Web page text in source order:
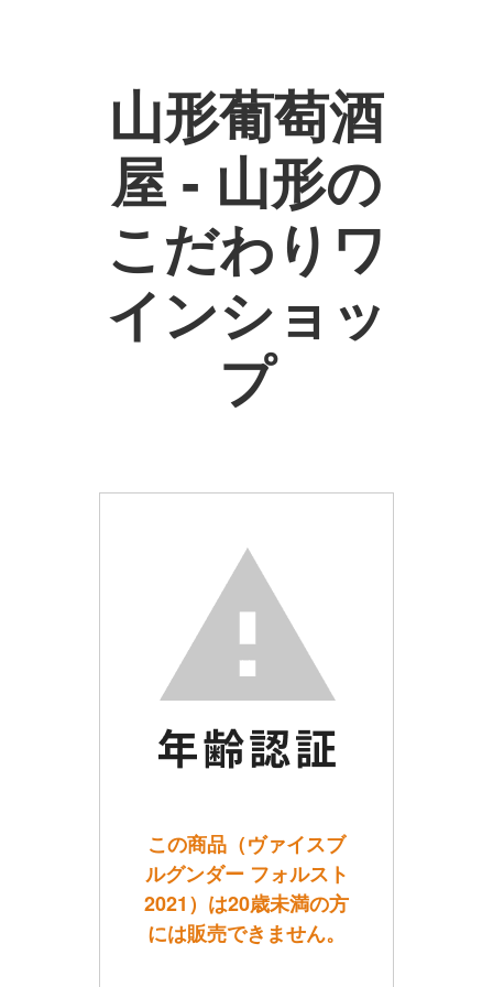
山形葡萄酒
屋 - 山形の
こだわりワ
インショッ
プ
この商品（ヴァイスブ
ルグンダー フォルスト
2021）は20歳未満の方
には販売できません。